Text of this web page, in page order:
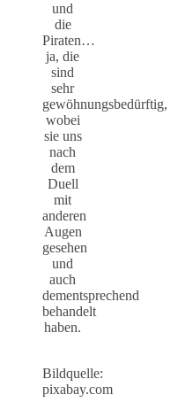
und
die
Piraten…
ja, die
sind
sehr
gewöhnungsbedürftig,
wobei
sie uns
nach
dem
Duell
mit
anderen
Augen
gesehen
und
auch
dementsprechend
behandelt
haben.
Bildquelle:
pixabay.com